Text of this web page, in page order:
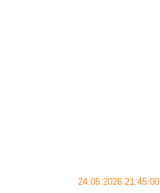
24.05.2026 21:45:00